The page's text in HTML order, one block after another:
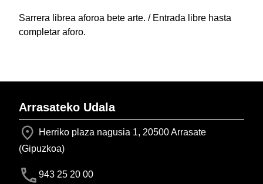
Sarrera librea aforoa bete arte. / Entrada libre hasta
completar aforo.
Arrasateko Udala
Herriko plaza nagusia 1, 20500 Arrasate
(Gipuzkoa)
943 25 20 00